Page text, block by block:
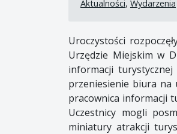
Aktualności, Wydarzenia
Uroczystości
Urzędzie Miejskim w
informacji
przeniesienie biura na
pracownica informacji
Uczestnicy mogli
miniatury atrakcji